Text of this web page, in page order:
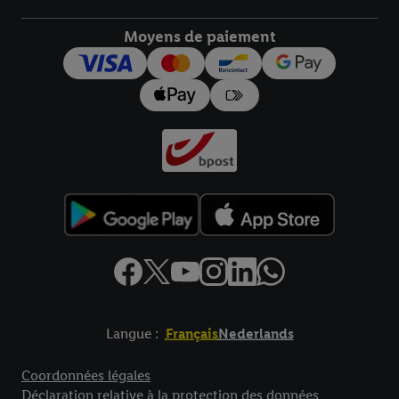
Moyens de paiement
Langue : FrançaisNederlands
Coordonnées légales
Déclaration relative à la protection des données
pour l’avenir dans notre
déclaration relative à la protection des
données.Vous trouverez les impressions ici.